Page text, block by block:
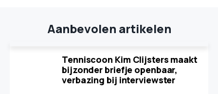
Aanbevolen artikelen
Tenniscoon Kim Clijsters maakt
bijzonder briefje openbaar,
verbazing bij interviewster